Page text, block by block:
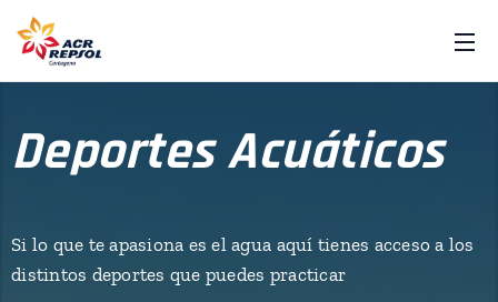
Deportes Acuáticos
Si lo que te apasiona es el agua aquí tienes acceso a los
distintos deportes que puedes practicar